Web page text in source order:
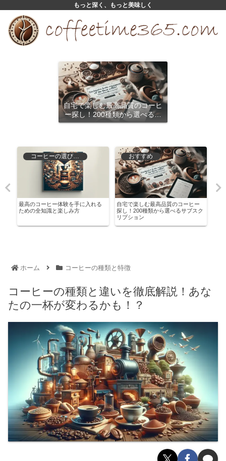
もっと深く、もっと美味しく
自宅で楽しむ最高品質のコーヒ
ー探し！200種類から選べるサ
ブスクリプション
最高のコーヒー体験を手に入れる
ための全知識と楽しみ方
おすすめ
自宅で楽しむ最高品質のコーヒー
探し！200種類から選べるサブスク
リプション
ホーム コーヒーの種類と特徴
コーヒーの種類と違いを徹底解説！あな
たの一杯が変わるかも！？